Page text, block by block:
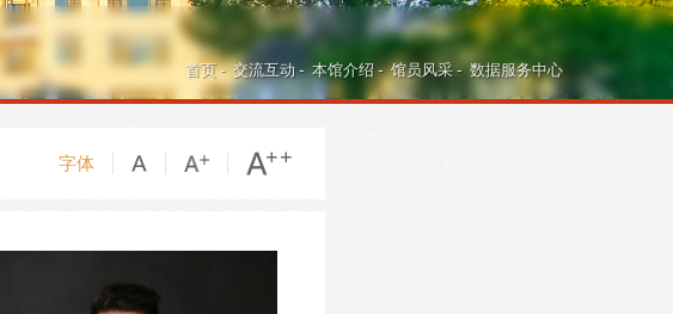
电子图书和电子期刊
专利数据 活动讲座
首页 - 交流互动 - 本馆介绍 - 馆员风采 - 数据服务中心
字体